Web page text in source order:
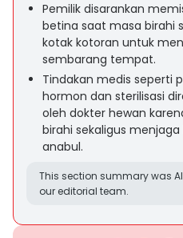
Pemilik disarankan
betina saat masa birahi
kotak kotoran untuk
sembarang tempat.
Tindakan medis seperti
hormon dan sterilisasi
oleh dokter hewan
birahi sekaligus
anabul.
This section summary was
our editorial team.